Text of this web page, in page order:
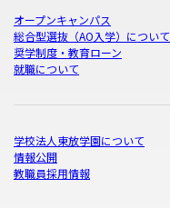
オープンキャンパス
総合型選抜（AO入学）について
奨学制度・教育ローン
就職について
学校法人東放学園について
情報公開
教職員採用情報